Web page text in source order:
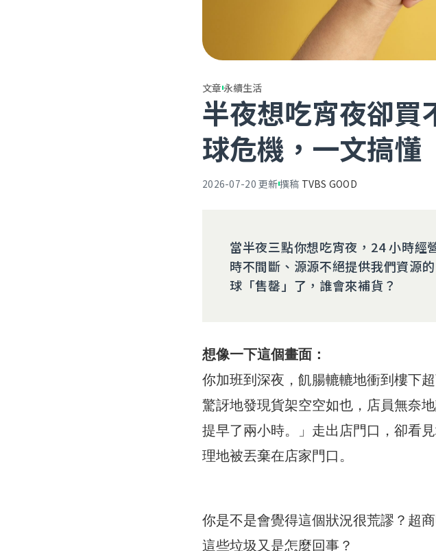
文章永續生活
半夜想吃宵夜卻買
球危機，一文搞懂
2026-07-20 更新撰稿 TVBS GOOD
當半夜三點你想吃宵夜，24 小時經
時不間斷、源源不絕提供我們資源
球「售罄」了，誰會來補貨？
想像一下這個畫面：
你加班到深夜，飢腸轆轆地衝到樓下
驚訝地發現貨架空空如也，店員無奈
提早了兩小時。」走出店門口，卻看
理地被丟棄在店家門口。
你是不是會覺得這個狀況很荒謬？超
這些垃圾又是怎麼回事？